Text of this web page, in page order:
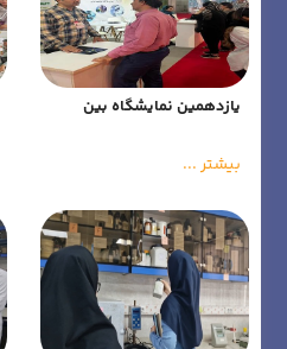
یازدهمین نمایشگاه بین
چای و صنایع وابسته
بیشتر ...